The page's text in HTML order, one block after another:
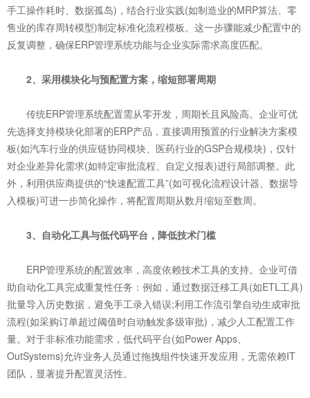
手工操作耗时、数据孤岛)，结合行业实践(如制造业的MRP算法、零
售业的库存周转模型)制定标准化流程模板。这一步骤能减少配置中的
反复调整，确保ERP管理系统功能与企业实际需求高度匹配。
2、采用模块化与预配置方案，缩短部署周期
传统ERP管理系统配置需从零开发，周期长且风险高。企业可优
先选择支持模块化部署的ERP产品，直接调用预置的行业解决方案模
板(如汽车行业的供应链协同模块、医药行业的GSP合规模块)，仅针
对企业差异化需求(如特定审批流程、自定义报表)进行局部调整。此
外，利用供应商提供的“快速配置工具”(如可视化流程设计器、数据导
入模板)可进一步简化操作，将配置周期从数月缩短至数周。
3、自动化工具与低代码平台，降低技术门槛
ERP管理系统的配置效率，高度依赖技术工具的支持。企业可借
助自动化工具完成重复性任务：例如，通过数据迁移工具(如ETL工具)
批量导入历史数据，避免手工录入错误;利用工作流引擎自动生成审批
流程(如采购订单超过阈值时自动触发多级审批)，减少人工配置工作
量。对于非标准功能需求，低代码平台(如Power Apps、
OutSystems)允许业务人员通过拖拽组件快速开发应用，无需依赖IT
团队，显著提升配置灵活性。